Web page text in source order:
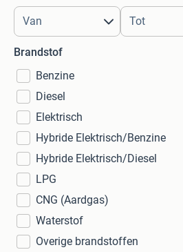
Brandstof
Benzine
Diesel
Elektrisch
Hybride Elektrisch/Benzine
Hybride Elektrisch/Diesel
LPG
CNG (Aardgas)
Waterstof
Overige brandstoffen